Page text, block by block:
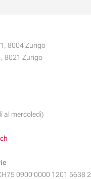
8004 Zurigo
8021 Zurigo
al mercoledì)
0900 0000 1201 5638 2